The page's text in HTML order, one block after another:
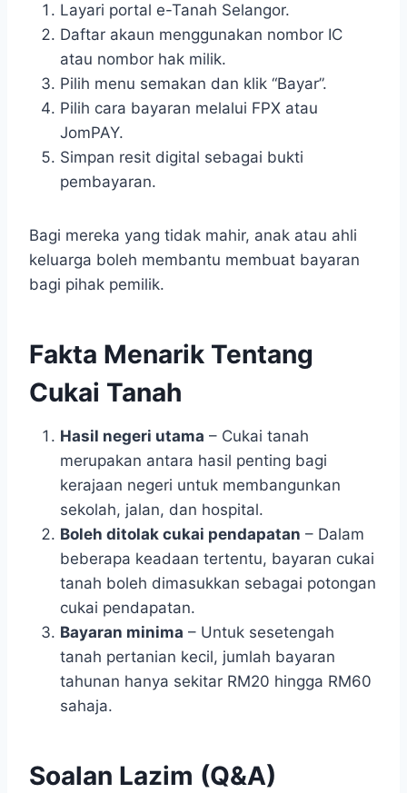
Layari portal e-Tanah Selangor.
Daftar akaun menggunakan nombor IC
atau nombor hak milik.
Pilih menu semakan dan klik “Bayar”.
Pilih cara bayaran melalui FPX atau
JomPAY.
Simpan resit digital sebagai bukti
pembayaran.
Bagi mereka yang tidak mahir, anak atau ahli
keluarga boleh membantu membuat bayaran
bagi pihak pemilik.
Fakta Menarik Tentang
Cukai Tanah
Hasil negeri utama – Cukai tanah
merupakan antara hasil penting bagi
kerajaan negeri untuk membangunkan
sekolah, jalan, dan hospital.
Boleh ditolak cukai pendapatan – Dalam
beberapa keadaan tertentu, bayaran cukai
tanah boleh dimasukkan sebagai potongan
cukai pendapatan.
Bayaran minima – Untuk sesetengah
tanah pertanian kecil, jumlah bayaran
tahunan hanya sekitar RM20 hingga RM60
sahaja.
Soalan Lazim (Q&A)